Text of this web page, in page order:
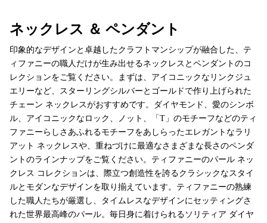
ネックレス ＆ ペンダント
印象的なデザインと卓越したクラフトマンシップが融合した、テ
ィファニーの職人だけが生み出せるネックレスとペンダントのコ
レクションをご覧ください。まずは、アイコニックなリンクジュ
エリーなど、スターリングシルバーとゴールドで作り上げられた
チェーン ネックレスがおすすめです。ダイヤモンド、愛のシンボ
ル、アイコニックなロック、ノット、「T」のモチーフなどのティ
ファニーらしさあふれるモチーフをあしらったエレガントなラリ
アット ネックレスや、重ねづけに最適なさまざまな長さのペンダ
ントのラインナップをご覧ください。ティファニーのパール ネッ
クレス コレクションは、際立つ創造性を誇るクラシックなスタイ
ルとモダンなデザインを取り揃えています。ティファニーの熟練
した職人たちが厳選し、タイムレスなデザインにセッティングさ
れた世界最高峰のパール。毎日身に着けられるソリティア ダイヤ